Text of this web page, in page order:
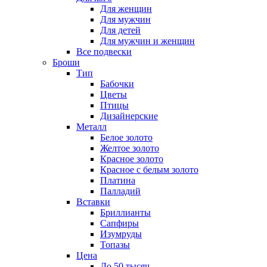
Для женщин
Для мужчин
Для детей
Для мужчин и женщин
Все подвески
Броши
Тип
Бабочки
Цветы
Птицы
Дизайнерские
Металл
Белое золото
Желтое золото
Красное золото
Красное с белым золото
Платина
Палладий
Вставки
Бриллианты
Сапфиры
Изумруды
Топазы
Цена